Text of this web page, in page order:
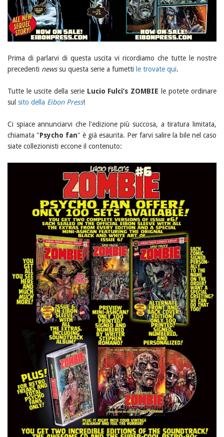
Prima di parlarvi di questa uscita vi ricordiamo che tutte le nostre
precedenti newssu questa serie a fumetti le trovate qui.
Tutte le uscite della serie Lucio Fulci’s ZOMBIE le potete ordinare
sul sito della Eibon Press!
Ci spiace annunciarvi che l'edizione più succosa, a tiratura limitata,
chiamata "Psycho fan" è già esaurita. Per farvi salire la bile nel caso
siate collezionisti eccone il contenuto: